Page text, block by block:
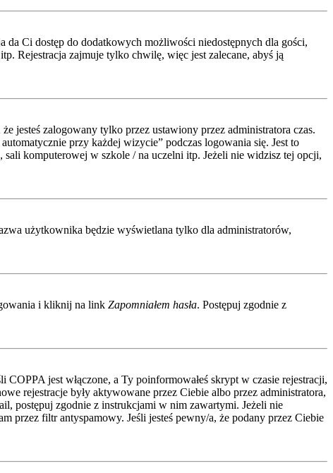
da Ci dostęp do dodatkowych możliwości niedostępnych dla gości,
Rejestracja zajmuje tylko chwilę, więc jest zalecane, abyś ją
jesteś zalogowany tylko przez ustawiony przez administratora czas.
przy każdej wizycie” podczas logowania się. Jest to
komputerowej w szkole / na uczelni itp. Jeżeli nie widzisz tej opcji,
użytkownika będzie wyświetlana tylko dla administratorów,
i kliknij na link Zapomniałem hasła. Postępuj zgodnie z
jest włączone, a Ty poinformowałeś skrypt w czasie rejestracji,
rejestracje były aktywowane przez Ciebie albo przez administratora,
postępuj zgodnie z instrukcjami w nim zawartymi. Jeżeli nie
przez filtr antyspamowy. Jeśli jesteś pewny/a, że podany przez Ciebie